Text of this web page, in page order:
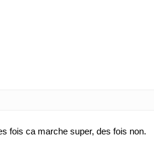
fois ca marche super, des fois non.